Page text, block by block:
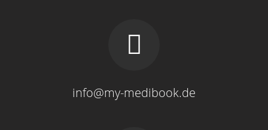
info@my-medibook.de